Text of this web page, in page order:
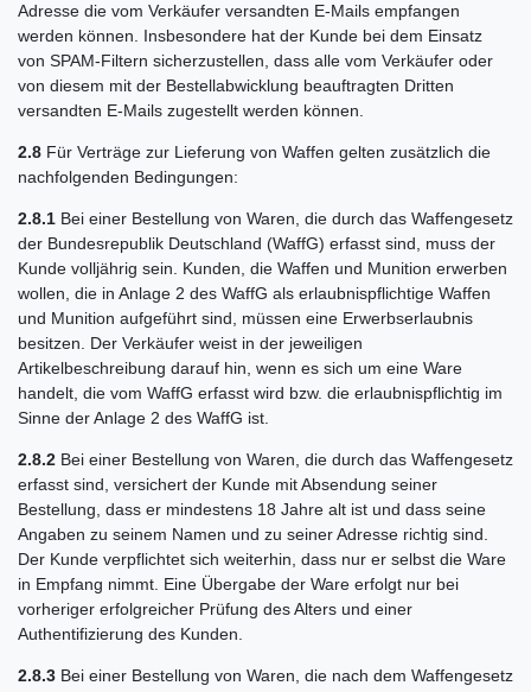
Adresse die vom Verkäufer versandten E-Mails empfangen
werden können. Insbesondere hat der Kunde bei dem Einsatz
von SPAM-Filtern sicherzustellen, dass alle vom Verkäufer oder
von diesem mit der Bestellabwicklung beauftragten Dritten
versandten E-Mails zugestellt werden können.
2.8 Für Verträge zur Lieferung von Waffen gelten zusätzlich die
nachfolgenden Bedingungen:
2.8.1 Bei einer Bestellung von Waren, die durch das Waffengesetz
der Bundesrepublik Deutschland (WaffG) erfasst sind, muss der
Kunde volljährig sein. Kunden, die Waffen und Munition erwerben
wollen, die in Anlage 2 des WaffG als erlaubnispflichtige Waffen
und Munition aufgeführt sind, müssen eine Erwerbserlaubnis
besitzen. Der Verkäufer weist in der jeweiligen
Artikelbeschreibung darauf hin, wenn es sich um eine Ware
handelt, die vom WaffG erfasst wird bzw. die erlaubnispflichtig im
Sinne der Anlage 2 des WaffG ist.
2.8.2 Bei einer Bestellung von Waren, die durch das Waffengesetz
erfasst sind, versichert der Kunde mit Absendung seiner
Bestellung, dass er mindestens 18 Jahre alt ist und dass seine
Angaben zu seinem Namen und zu seiner Adresse richtig sind.
Der Kunde verpflichtet sich weiterhin, dass nur er selbst die Ware
in Empfang nimmt. Eine Übergabe der Ware erfolgt nur bei
vorheriger erfolgreicher Prüfung des Alters und einer
Authentifizierung des Kunden.
2.8.3 Bei einer Bestellung von Waren, die nach dem Waffengesetz